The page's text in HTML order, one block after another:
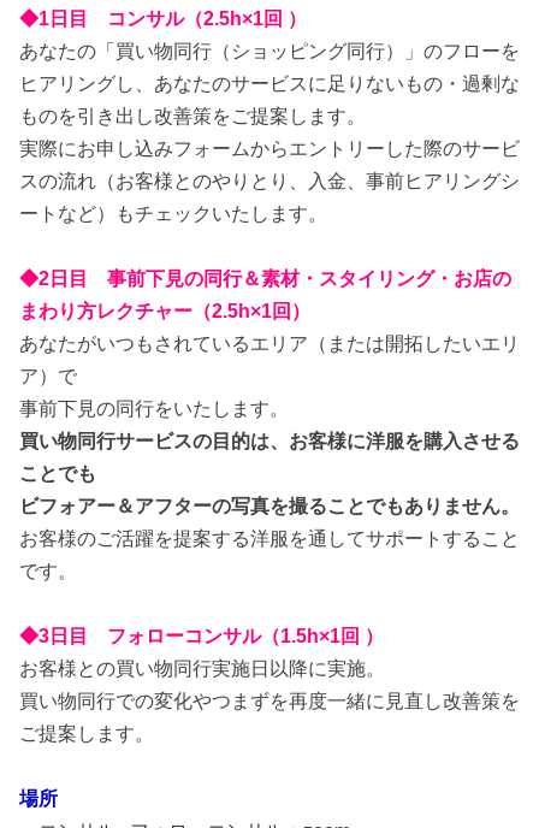
◆1日目 コンサル（2.5h×1回 ）
あなたの「買い物同行（ショッピング同行）
」のフローを
ヒアリングし、あなたのサービスに足りないもの・過剰な
ものを引き出し改善策をご提案します。
実際にお申し込みフォームからエントリーした際のサービ
スの流れ（お客様とのやりとり、入金、事前ヒアリングシ
ートなど）もチェックいたします。
◆2日目 事前下見の同行＆素材・スタイリング・お店の
まわり方レクチャー（2.5h×1回）
あなたがいつもされているエリア（または開拓したいエリ
ア）で
事前下見の同行をいたします。
買い物同行サービスの目的は、お客様に洋服を購入させる
ことでも
ビフォアー＆アフターの写真を撮ることでもありません。
お客様のご活躍を提案する洋服を通してサポートすること
です。
◆3日目 フォローコンサル（1.5h×1回 ）
お客様との買い物同行実施日以降に実施。
買い物同行での変化やつまずを再度一緒に見直し改善策を
ご提案します。
場所